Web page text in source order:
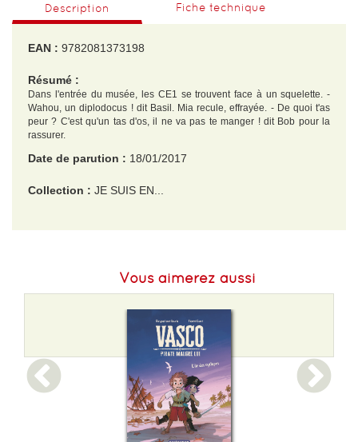
Description Fiche technique
EAN : 9782081373198
Résumé :
Dans l'entrée du musée, les CE1 se trouvent face à un squelette. -
Wahou, un diplodocus ! dit Basil. Mia recule, effrayée. - De quoi t'as
peur ? C'est qu'un tas d'os, il ne va pas te manger ! dit Bob pour la
rassurer.
Date de parution : 18/01/2017
Collection : JE SUIS EN...
Vous aimerez aussi